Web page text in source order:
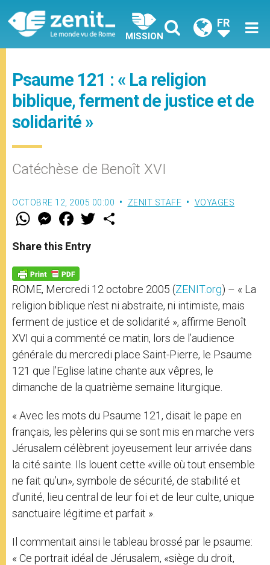
MISSION
FR
Psaume 121 : « La religion
biblique, ferment de justice et de
solidarité »
Catéchèse de Benoît XVI
OCTOBRE 12, 2005 00:00 ZENIT STAFF VOYAGES
W
t
s
p
p
M
e
s
e
g
e
r
F
a
e
b
o
k
w
Share this Entry
ROME, Mercredi 12 octobre 2005 (ZENIT.org) – « La
religion biblique n’est ni abstraite, ni intimiste, mais
ferment de justice et de solidarité », affirme Benoît
XVI qui a commenté ce matin, lors de l’audience
générale du mercredi place Saint-Pierre, le Psaume
121 que l’Eglise latine chante aux vêpres, le
dimanche de la quatrième semaine liturgique.
« Avec les mots du Psaume 121, disait le pape en
français, les pèlerins qui se sont mis en marche vers
Jérusalem célèbrent joyeusement leur arrivée dans
la cité sainte. Ils louent cette «ville où tout ensemble
ne fait qu’un», symbole de sécurité, de stabilité et
d’unité, lieu central de leur foi et de leur culte, unique
sanctuaire légitime et parfait ».
Il commentait ainsi le tableau brossé par le psaume:
« Ce portrait idéal de Jérusalem, «siège du droit,